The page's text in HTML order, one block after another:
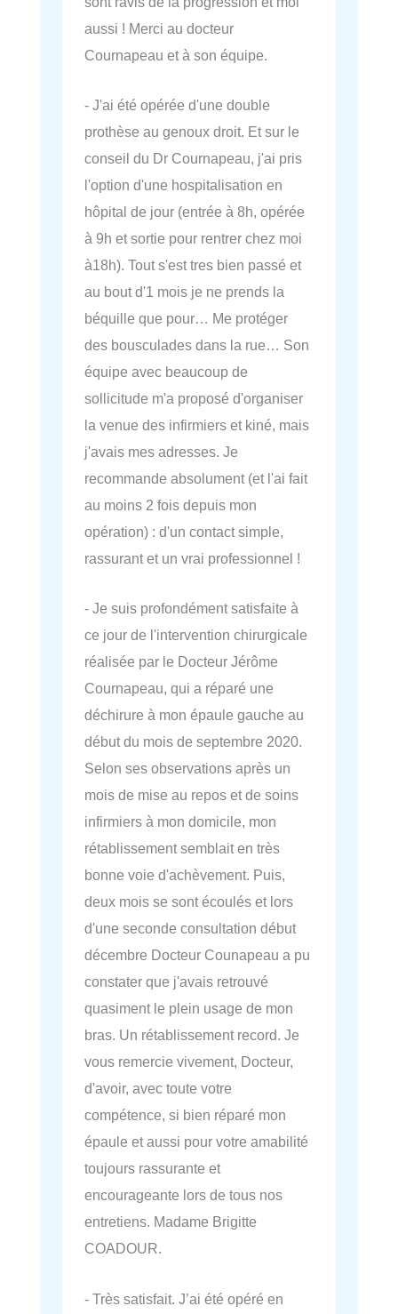
aussi ! Merci au docteur
Cournapeau et à son équipe.
- J'ai été opérée d'une double
prothèse au genoux droit. Et sur le
conseil du Dr Cournapeau, j'ai pris
l'option d'une hospitalisation en
hôpital de jour (entrée à 8h, opérée
à 9h et sortie pour rentrer chez moi
à18h). Tout s'est tres bien passé et
au bout d'1 mois je ne prends la
béquille que pour… Me protéger
des bousculades dans la rue… Son
équipe avec beaucoup de
sollicitude m'a proposé d'organiser
la venue des infirmiers et kiné, mais
j'avais mes adresses. Je
recommande absolument (et l'ai fait
au moins 2 fois depuis mon
opération) : d'un contact simple,
rassurant et un vrai professionnel !
- Je suis profondément satisfaite à
ce jour de l'intervention chirurgicale
réalisée par le Docteur Jérôme
Cournapeau, qui a réparé une
déchirure à mon épaule gauche au
début du mois de septembre 2020.
Selon ses observations après un
mois de mise au repos et de soins
infirmiers à mon domicile, mon
rétablissement semblait en très
bonne voie d'achèvement. Puis,
deux mois se sont écoulés et lors
d'une seconde consultation début
décembre Docteur Counapeau a pu
constater que j'avais retrouvé
quasiment le plein usage de mon
bras. Un rétablissement record. Je
vous remercie vivement, Docteur,
d'avoir, avec toute votre
compétence, si bien réparé mon
épaule et aussi pour votre amabilité
toujours rassurante et
encourageante lors de tous nos
entretiens. Madame Brigitte
COADOUR.
- Très satisfait. J’ai été opéré en